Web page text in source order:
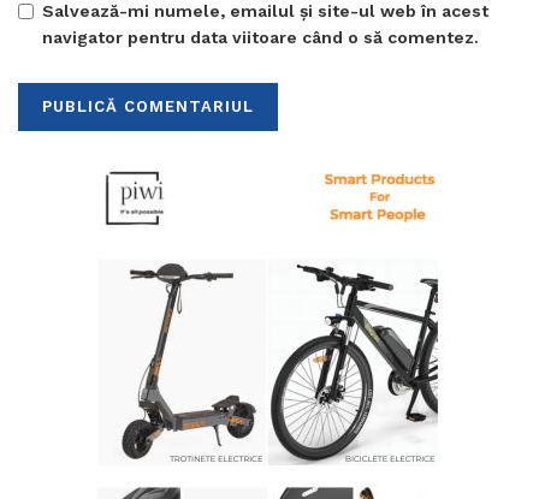
Salvează-mi numele, emailul și site-ul web în acest
navigator pentru data viitoare când o să comentez.